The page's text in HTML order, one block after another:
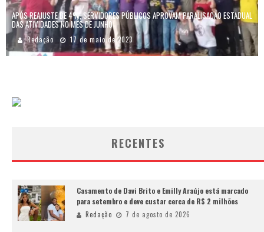
APÓS REAJUSTE DE 4%, SERVIDORES PÚBLICOS APROVAM PARALISAÇÃO ESTADUAL
DAS ATIVIDADES NO MÊS DE JUNHO
Redação 17 de maio de 2023
RECENTES
Casamento de Davi Brito e Emilly Araújo está marcado
para setembro e deve custar cerca de R$ 2 milhões
Redação 7 de agosto de 2026